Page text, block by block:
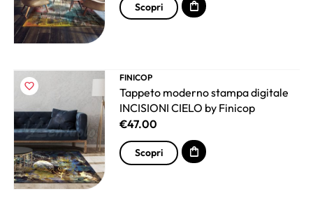
Scopri
FINICOP
Tappeto moderno stampa digitale
INCISIONI CIELO by Finicop
€47.00
Scopri